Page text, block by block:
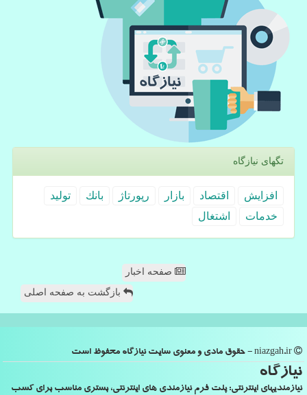
تگهای نیازگاه
افزایش اقتصاد بازار رپورتاژ بانك
تولید
خدمات
اشتغال
صفحه اخبار
بازگشت به صفحه اصلی
نیازگاه
نیازمندیهای اینترنتی: پلت فرم نیازمندی های اینترنتی، بستری مناسب برای کسب